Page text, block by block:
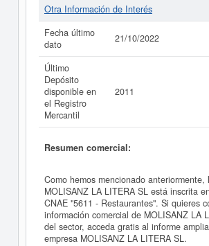
Otra Información de Interés
Fecha último
dato
21/10/2022
Último
Depósito
disponible en
el Registro
Mercantil
2011
Resumen comercial:
Como hemos mencionado anteriormente,
MOLISANZ LA LITERA SL está inscrita
CNAE "5611 - Restaurantes". Si quieres
información comercial de MOLISANZ LA
del sector, acceda gratis al informe
empresa MOLISANZ LA LITERA SL.